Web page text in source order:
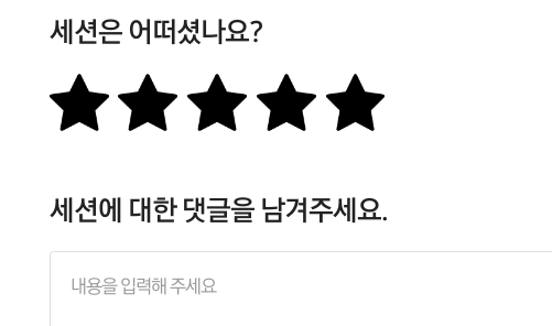
세션은 어떠셨나요?
세션에 대한 댓글을 남겨주세요.